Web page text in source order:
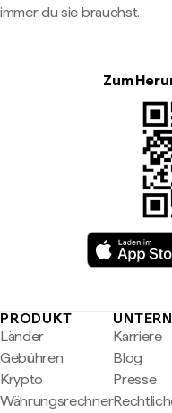
immer du sie brauchst.
Zum
PRODUKT
Länder
Gebühren
Krypto
Währungsrechner
Karriere
Blog
Presse